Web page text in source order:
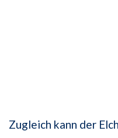
Zugleich kann der